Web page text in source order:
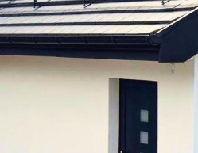
Contact
Documents
Espace